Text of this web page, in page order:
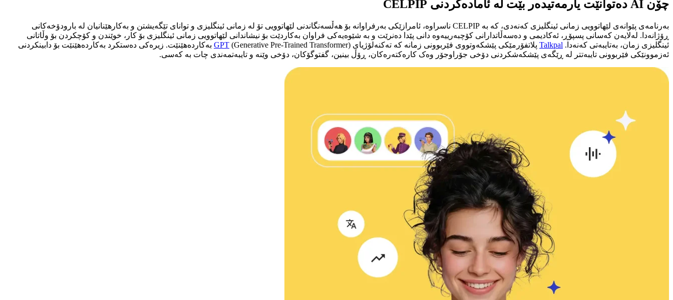
چۆن AI دەتوانێت یارمەتیدەر بێت لە ئامادەکردنی CELPIP
بەرنامەی پێوانەی لێهاتوویی زمانی ئینگلیزی کەنەدی، کە بە CELPIP ناسراوە، ئامرازێکی بەرفراوانە بۆ هەڵسەنگاندنی لێهاتوویی تۆ لە زمانی ئینگلیزی و توانای تێگەیشتن و بەکارهێنانیان لە بارودۆخەکانی
ڕۆژانەدا. لەلایەن کەسانی پسپۆڕ، ئەکادیمی و دەسەڵاتدارانی کۆچبەرییەوە دانی پێدا دەنرێت و بە شێوەیەکی فراوان بەکاردێت بۆ نیشاندانی لێهاتوویی زمانی ئینگلیزی بۆ کار، خوێندن و کۆچکردن بۆ وڵاتانی
ئینگلیزی زمان، بەتایبەتی کەنەدا. Talkpal پلاتفۆرمێکی پێشکەوتووی فێربوونی زمانە کە تەکنەلۆژیای GPT (Generative Pre-Trained Transformer) بەکاردەهێنێت. زیرەکی دەستکرد بەکاردەهێنێت بۆ دابینکردنی
ئەزموونێکی فێربوونی تایبەتتر لە ڕێگەی پێشکەشکردنی دۆخی جۆراوجۆر وەک کارەکتەرەکان، ڕۆڵ بینین، گفتوگۆکان، دۆخی وێنە و تایبەتمەندی چات بە کەسی.